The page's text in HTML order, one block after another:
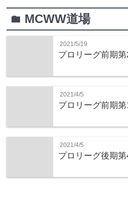
folder MCWW道場
2021/5/19
プロリーグ前期第
2021/4/5
プロリーグ前期第
2021/4/5
プロリーグ後期第